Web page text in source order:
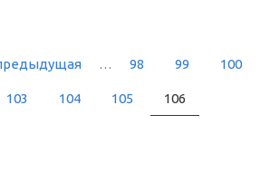
… 98 99 100
103 104 105 106